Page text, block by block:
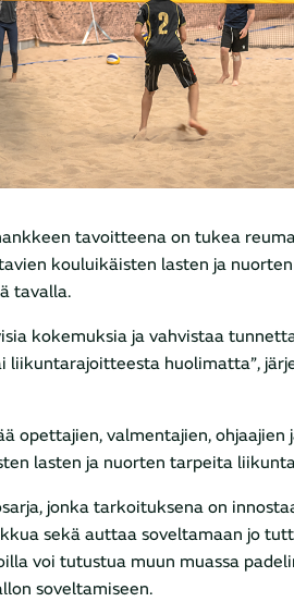
tavoitteena on tukea
kouluikäisten lasten ja
tavalla.
kokemuksia ja vahvistaa
liikuntarajoitteesta huolimatta”,
opettajien, valmentajien, ohjaajien
lasten ja nuorten tarpeita
jonka tarkoituksena on
sekä auttaa soveltamaan jo
voi tutustua muun muassa
soveltamiseen.